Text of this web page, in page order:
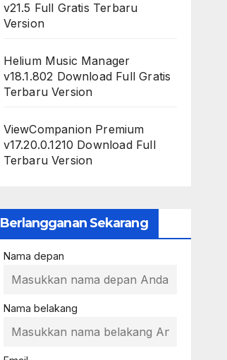
v21.5 Full Gratis Terbaru
Version
Helium Music Manager
v18.1.802 Download Full Gratis
Terbaru Version
ViewCompanion Premium
v17.20.0.1210 Download Full
Terbaru Version
Berlangganan Sekarang
Nama depan
Nama belakang